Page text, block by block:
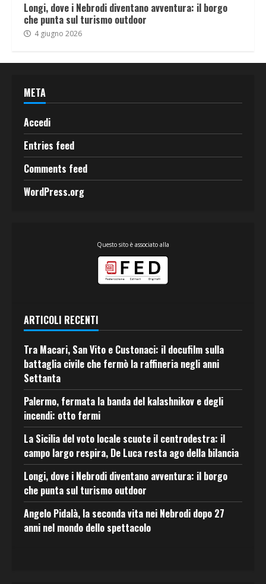
Longi, dove i Nebrodi diventano avventura: il borgo
che punta sul turismo outdoor
4 giugno 2026
META
Accedi
Entries feed
Comments feed
WordPress.org
Questo sito è associato alla
ARTICOLI RECENTI
Tra Macari, San Vito e Custonaci: il docufilm sulla
battaglia civile che fermò la raffineria negli anni
Settanta
Palermo, fermata la banda del kalashnikov e degli
incendi: otto fermi
La Sicilia del voto locale scuote il centrodestra: il
campo largo respira, De Luca resta ago della bilancia
Longi, dove i Nebrodi diventano avventura: il borgo
che punta sul turismo outdoor
Angelo Pidalà, la seconda vita nei Nebrodi dopo 27
anni nel mondo dello spettacolo